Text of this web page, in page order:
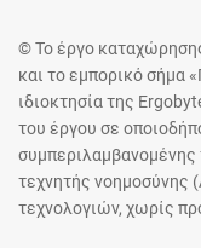
© Το έργο
και το εμπορικό σήμα
ιδιοκτησία της
του έργου σε
συμπεριλαμβανομένης
τεχνητής νοημοσύνης
τεχνολογιών, χωρίς